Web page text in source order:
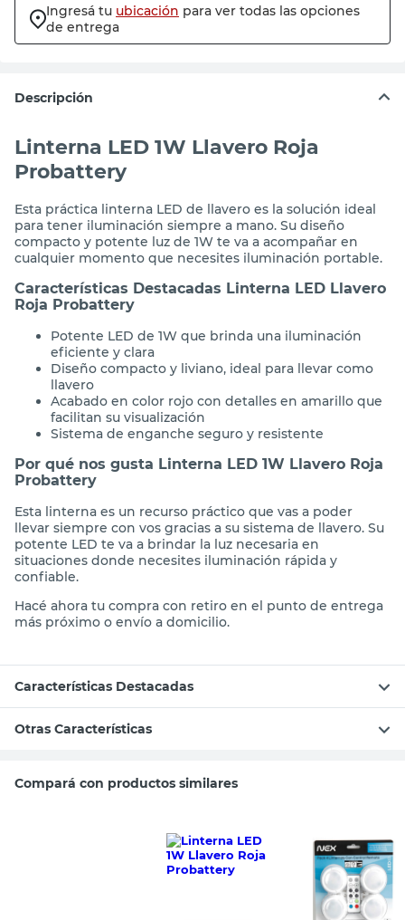
Ingresá tu ubicación para ver todas las opciones
de entrega
Descripción
Linterna LED 1W Llavero Roja
Probattery
Esta práctica linterna LED de llavero es la solución ideal
para tener iluminación siempre a mano. Su diseño
compacto y potente luz de 1W te va a acompañar en
cualquier momento que necesites iluminación portable.
Características Destacadas Linterna LED Llavero
Roja Probattery
Potente LED de 1W que brinda una iluminación
eficiente y clara
Diseño compacto y liviano, ideal para llevar como
llavero
Acabado en color rojo con detalles en amarillo que
facilitan su visualización
Sistema de enganche seguro y resistente
Por qué nos gusta Linterna LED 1W Llavero Roja
Probattery
Esta linterna es un recurso práctico que vas a poder
llevar siempre con vos gracias a su sistema de llavero. Su
potente LED te va a brindar la luz necesaria en
situaciones donde necesites iluminación rápida y
confiable.
Hacé ahora tu compra con retiro en el punto de entrega
más próximo o envío a domicilio.
Características Destacadas
Otras Características
Compará con productos similares